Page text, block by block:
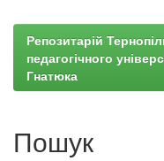
Репозитарій
педагогічного
Гнатюка
Пошук